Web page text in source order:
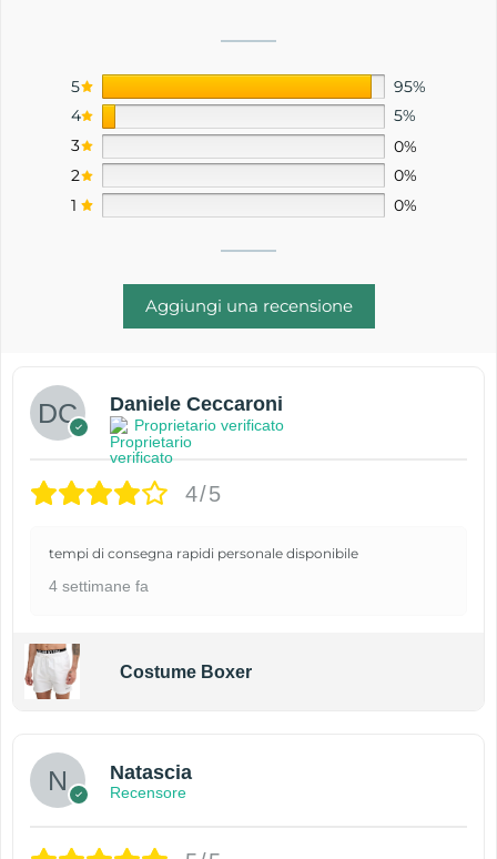
5
95%
4
5%
3
0%
2
0%
1
0%
Aggiungi una recensione
Daniele Ceccaroni
Proprietario verificato
4/5
tempi di consegna rapidi personale disponibile
4 settimane fa
Costume Boxer
Natascia
Recensore